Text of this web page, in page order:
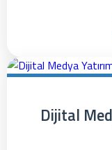
Dijital